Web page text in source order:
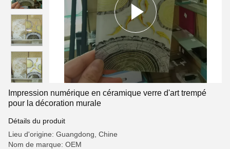
Impression numérique en céramique verre d'art trempé
pour la décoration murale
Détails du produit
Lieu d'origine: Guangdong, Chine
Nom de marque: OEM